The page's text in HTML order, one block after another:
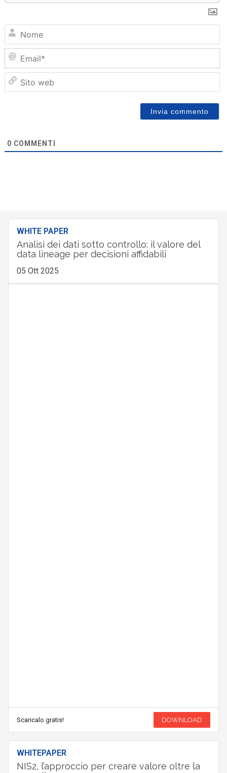
0 COMMENTI
WHITE PAPER
Analisi dei dati sotto controllo: il valore del
data lineage per decisioni affidabili
05 Ott 2025
Scaricalo gratis! DOWNLOAD
WHITEPAPER
NIS2, l’approccio per creare valore oltre la